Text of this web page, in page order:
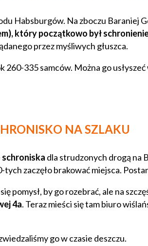
Habsburgów. Na zboczu Baraniej
który początkowo był
przez myśliwych głuszca.
335 samców. Można go
NA SZLAKU
schroniska dla strudzonych drogą na
zaczęło brakować miejsca.
pomysł, by go rozebrać, ale na
4a. Teraz mieści się tam biuro
go w czasie deszczu.